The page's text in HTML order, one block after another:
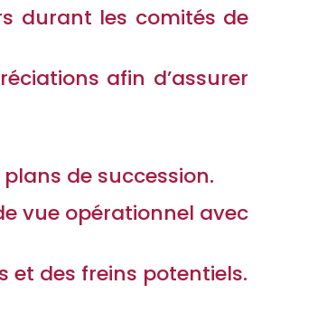
durant les comités de
afin d’assurer
de succession.
vue opérationnel avec
et des freins potentiels.